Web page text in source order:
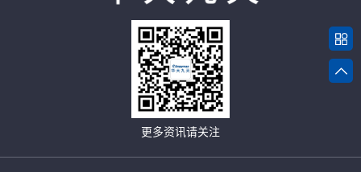
更多资讯请关注